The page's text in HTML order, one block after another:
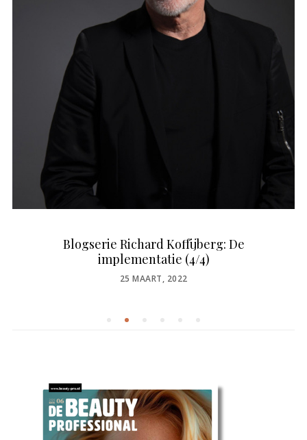
Blogserie Richard Koffijberg: De
implementatie (4/4)
POSTED
25 MAART, 2022